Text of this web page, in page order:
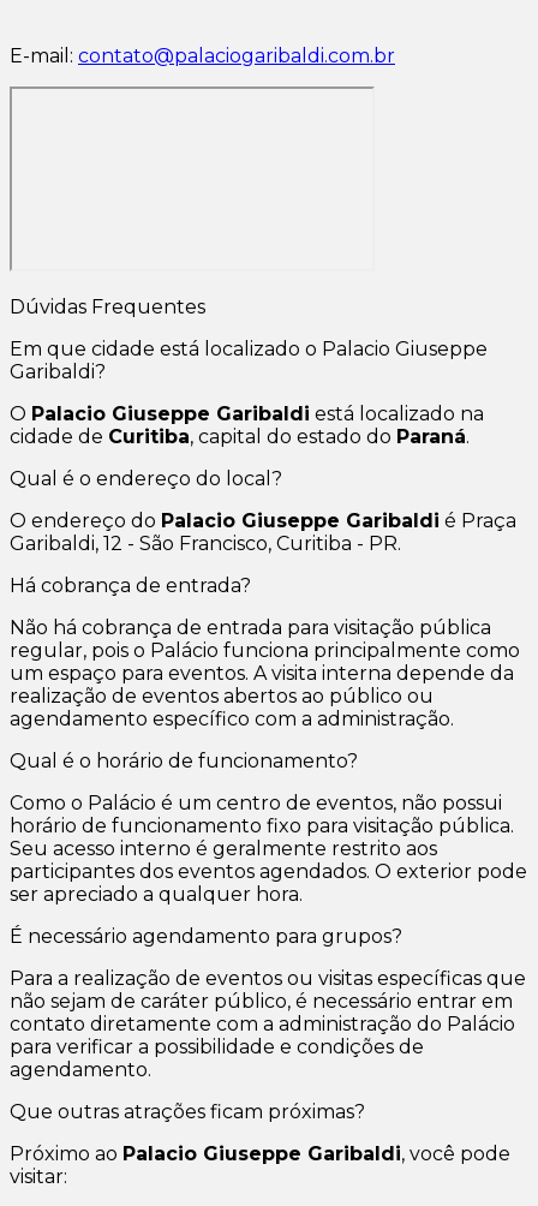
E-mail: contato@palaciogaribaldi.com.br
Dúvidas Frequentes
Em que cidade está localizado o Palacio Giuseppe
Garibaldi?
O Palacio Giuseppe Garibaldi está localizado na
cidade de Curitiba, capital do estado do Paraná.
Qual é o endereço do local?
O endereço do Palacio Giuseppe Garibaldi é Praça
Garibaldi, 12 - São Francisco, Curitiba - PR.
Há cobrança de entrada?
Não há cobrança de entrada para visitação pública
regular, pois o Palácio funciona principalmente como
um espaço para eventos. A visita interna depende da
realização de eventos abertos ao público ou
agendamento específico com a administração.
Qual é o horário de funcionamento?
Como o Palácio é um centro de eventos, não possui
horário de funcionamento fixo para visitação pública.
Seu acesso interno é geralmente restrito aos
participantes dos eventos agendados. O exterior pode
ser apreciado a qualquer hora.
É necessário agendamento para grupos?
Para a realização de eventos ou visitas específicas que
não sejam de caráter público, é necessário entrar em
contato diretamente com a administração do Palácio
para verificar a possibilidade e condições de
agendamento.
Que outras atrações ficam próximas?
Próximo ao Palacio Giuseppe Garibaldi, você pode
visitar: